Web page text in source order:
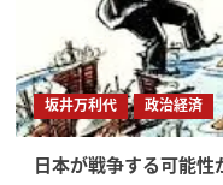
坂井万利代 政治経済
日本が戦争する可能